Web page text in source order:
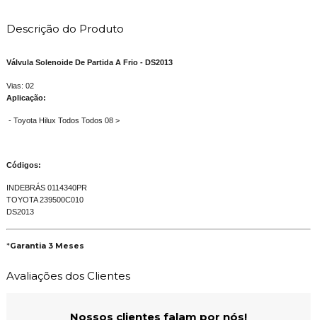
Descrição do Produto
Válvula Solenoide De Partida A Frio - DS2013
Vias: 02
Aplicação:
- Toyota Hilux Todos Todos 08 >
Códigos:
INDEBRÁS 0114340PR
TOYOTA 239500C010
DS2013
*Garantia 3 Meses
Avaliações dos Clientes
Nossos clientes falam por nós!